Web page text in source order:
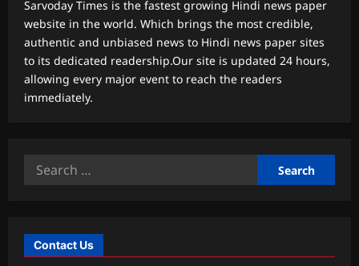
Sarvoday Times is the fastest growing Hindi news paper
website in the world. Which brings the most credible,
authentic and unbiased news to Hindi news paper sites
to its dedicated readership.Our site is updated 24 hours,
allowing every major event to reach the readers
immediately.
Search
Contact Us